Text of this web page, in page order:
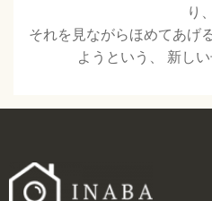
り、
それを見ながらほめてあげ
ようという、 新しい